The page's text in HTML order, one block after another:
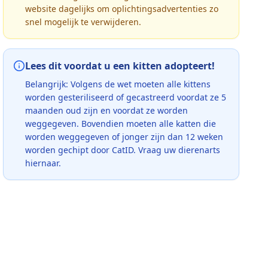
website dagelijks om oplichtingsadvertenties zo
snel mogelijk te verwijderen.
Lees dit voordat u een kitten adopteert!
Belangrijk: Volgens de wet moeten alle kittens
worden gesteriliseerd of gecastreerd voordat ze 5
maanden oud zijn en voordat ze worden
weggegeven. Bovendien moeten alle katten die
worden weggegeven of jonger zijn dan 12 weken
worden gechipt door CatID. Vraag uw dierenarts
hiernaar.